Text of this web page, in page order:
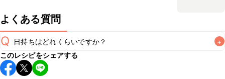
よくある質問
Q 日持ちはどれくらいですか？ +
保存期間は冷蔵で翌日中が目安です。なるべくお早めにお召
し上がりください。
このレシピをシェアする